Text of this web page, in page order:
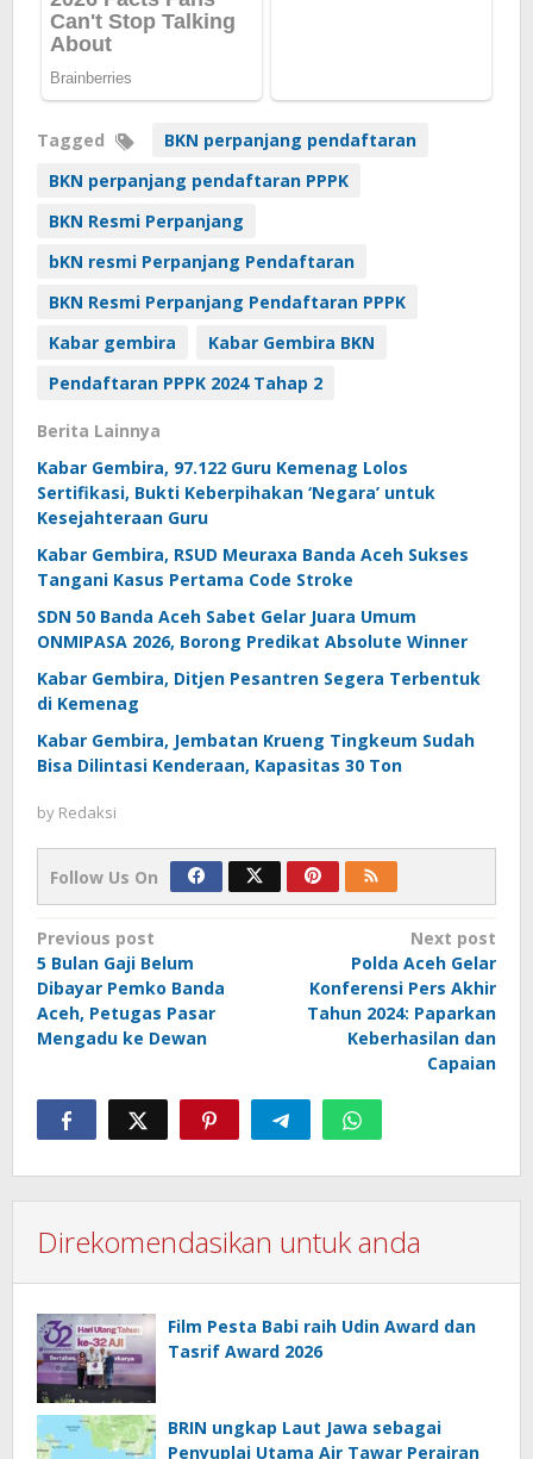
Tagged
BKN perpanjang pendaftaran
BKN perpanjang pendaftaran PPPK
BKN Resmi Perpanjang
bKN resmi Perpanjang Pendaftaran
BKN Resmi Perpanjang Pendaftaran PPPK
Kabar gembira
Kabar Gembira BKN
Pendaftaran PPPK 2024 Tahap 2
Berita Lainnya
Kabar Gembira, 97.122 Guru Kemenag Lolos
Sertifikasi, Bukti Keberpihakan ‘Negara’ untuk
Kesejahteraan Guru
Kabar Gembira, RSUD Meuraxa Banda Aceh Sukses
Tangani Kasus Pertama Code Stroke
SDN 50 Banda Aceh Sabet Gelar Juara Umum
ONMIPASA 2026, Borong Predikat Absolute Winner
Kabar Gembira, Ditjen Pesantren Segera Terbentuk
di Kemenag
Kabar Gembira, Jembatan Krueng Tingkeum Sudah
Bisa Dilintasi Kenderaan, Kapasitas 30 Ton
by Redaksi
Follow Us On
Post
navigation
Previous post
5 Bulan Gaji Belum
Dibayar Pemko Banda
Aceh, Petugas Pasar
Mengadu ke Dewan
Next post
Polda Aceh Gelar
Konferensi Pers Akhir
Tahun 2024: Paparkan
Keberhasilan dan
Capaian
Direkomendasikan untuk anda
Film Pesta Babi raih Udin Award dan
Tasrif Award 2026
BRIN ungkap Laut Jawa sebagai
Penyuplai Utama Air Tawar Perairan